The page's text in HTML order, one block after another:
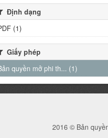
Định dạng
(1)
Giấy phép
quyền mở phi th... (1)
2016 © Bản